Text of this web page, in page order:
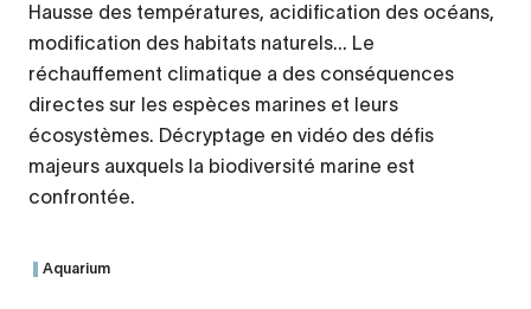
Hausse des températures, acidification des océans,
modification des habitats naturels... Le
réchauffement climatique a des conséquences
directes sur les espèces marines et leurs
écosystèmes. Décryptage en vidéo des défis
majeurs auxquels la biodiversité marine est
confrontée.
Aquarium